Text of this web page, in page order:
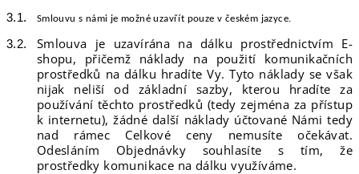
Smlouvu s námi je možné uzavřít pouze v českém jazyce.
Smlouva je uzavírána na dálku prostřednictvím E-
shopu, přičemž náklady na použití komunikačních
prostředků na dálku hradíte Vy. Tyto náklady se však
nijak neliší od základní sazby, kterou hradíte za
používání těchto prostředků (tedy zejména za přístup
k internetu), žádné další náklady účtované Námi tedy
nad rámec Celkové ceny nemusíte očekávat.
Odesláním Objednávky souhlasíte s tím, že
prostředky komunikace na dálku využíváme.